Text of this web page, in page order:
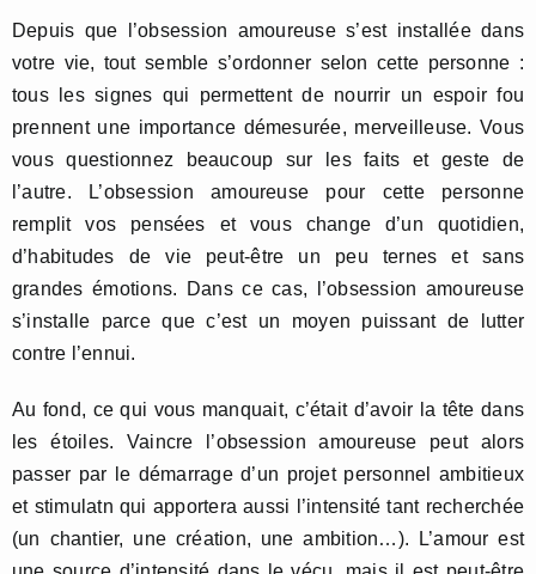
Depuis que l’obsession amoureuse s’est installée dans
votre vie, tout semble s’ordonner selon cette personne :
tous les signes qui permettent de nourrir un espoir fou
prennent une importance démesurée, merveilleuse. Vous
vous questionnez beaucoup sur les faits et geste de
l’autre. L’obsession amoureuse pour cette personne
remplit vos pensées et vous change d’un quotidien,
d’habitudes de vie peut-être un peu ternes et sans
grandes émotions. Dans ce cas, l’obsession amoureuse
s’installe parce que c’est un moyen puissant de lutter
contre l’ennui.
Au fond, ce qui vous manquait, c’était d’avoir la tête dans
les étoiles. Vaincre l’obsession amoureuse peut alors
passer par le démarrage d’un projet personnel ambitieux
et stimulatn qui apportera aussi l’intensité tant recherchée
(un chantier, une création, une ambition…). L’amour est